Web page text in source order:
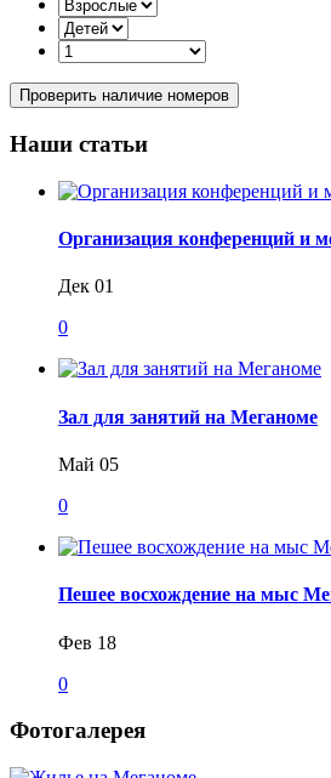
Проверить наличие номеров
Наши статьи
Организация конференций и
Дек 01
0
Зал для занятий на Меганоме
Май 05
0
Пешее восхождение на мыс
Фев 18
0
Фотогалерея